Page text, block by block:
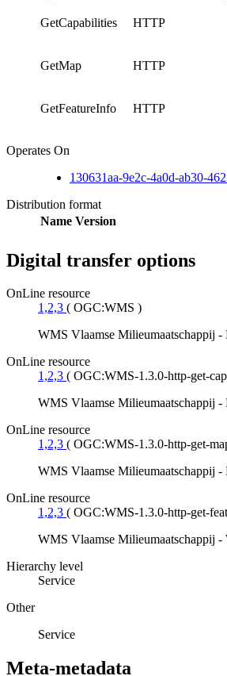
GetCapabilities HTTP
GetMap HTTP
GetFeatureInfo HTTP
Operates On
130631aa-9e2c-4a0d-ab30-
Distribution format
Name Version
Digital transfer options
OnLine resource
1,2,3 ( OGC:WMS )
WMS Vlaamse Milieumaatschappij -
OnLine resource
1,2,3 ( OGC:WMS-1.3.0-http-get-
WMS Vlaamse Milieumaatschappij -
OnLine resource
1,2,3 ( OGC:WMS-1.3.0-http-get-
WMS Vlaamse Milieumaatschappij -
OnLine resource
1,2,3 ( OGC:WMS-1.3.0-http-get-
WMS Vlaamse Milieumaatschappij -
Hierarchy level
Service
Other
Service
Meta-metadata